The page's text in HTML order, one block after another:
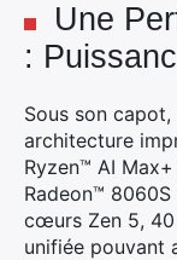
Une
:
Sous son capot,
architecture
Ryzen™ AI
Radeon™ 8060S
cœurs Zen 5, 40
unifiée pouvant